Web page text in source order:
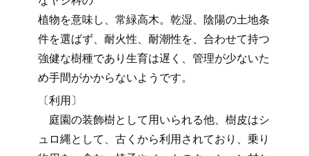
植物を意味し、常緑高木。乾湿、陰陽の土地条
件を選ばず、耐火性、耐潮性を、合わせて持つ
強健な樹種であり生育は遅く、管理が少ないた
め手間がかからないようです。
〔利用〕
庭園の装飾樹として用いられる他、樹皮はシ
ュロ縄として、古くから利用されており、乗り